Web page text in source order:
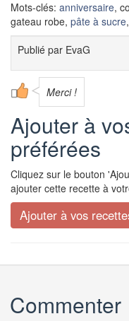
Mots-clés: anniversaire,
gateau robe, pâte à sucre,
Publié par EvaG
Merci !
Ajouter à
préférées
Cliquez sur le bouton
ajouter cette recette à
Commenter